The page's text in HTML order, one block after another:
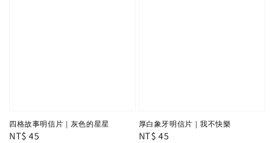
四格故事明信片｜灰色的星星
Regular
NT$ 45
厚白象牙明信片｜我不快樂
Regular
NT$ 45